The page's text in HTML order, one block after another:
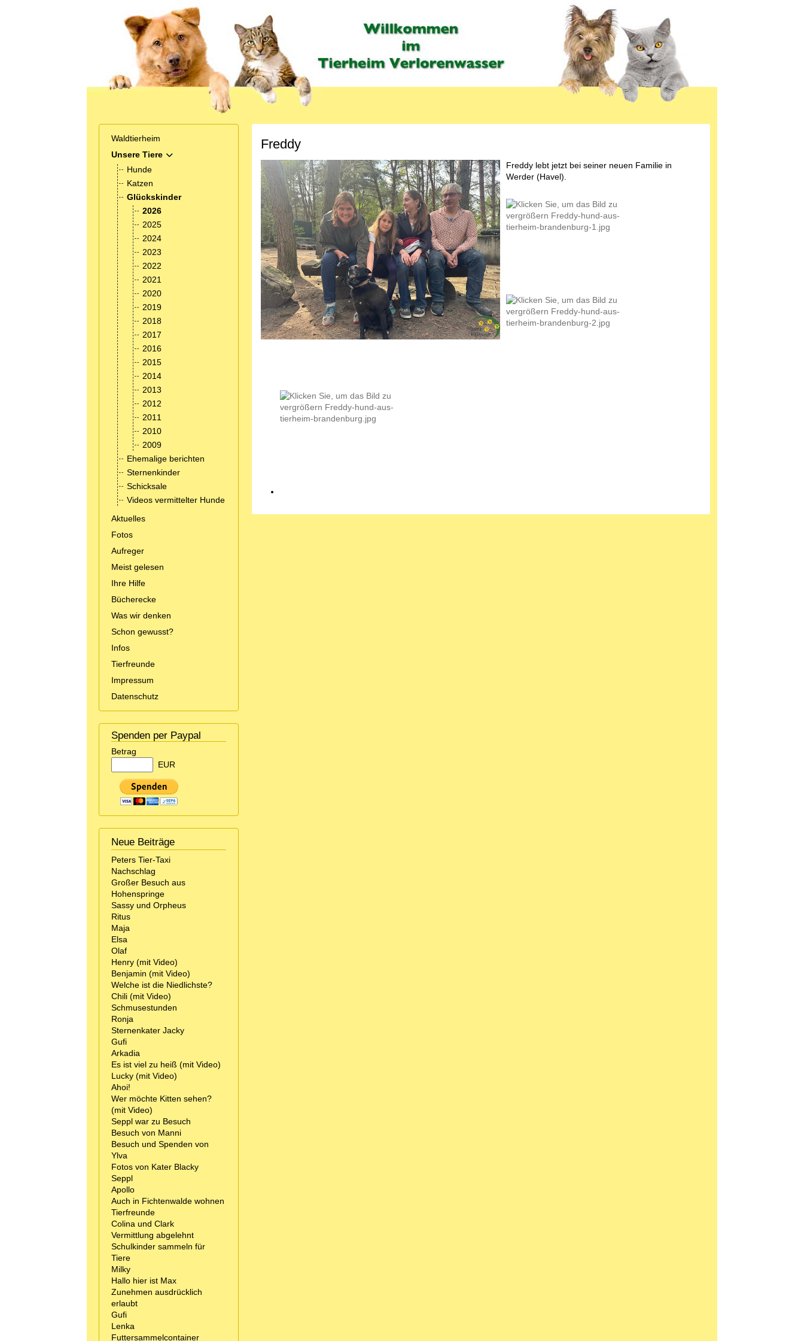
Waldtierheim
Unsere Tiere
MOD_MENU_TOGGLE_SUBMENU_LABEL
Hunde
Katzen
Glückskinder
2026
2025
2024
2023
2022
2021
2020
2019
2018
2017
2016
2015
2014
2013
2012
2011
2010
2009
Ehemalige berichten
Sternenkinder
Schicksale
Videos vermittelter Hunde
Aktuelles
Fotos
Aufreger
Meist gelesen
Ihre Hilfe
Bücherecke
Was wir denken
Schon gewusst?
Infos
Tierfreunde
Impressum
Datenschutz
Spenden per Paypal
Betrag
EUR
Neue Beiträge
Peters Tier-Taxi
Nachschlag
Großer Besuch aus
Hohenspringe
Sassy und Orpheus
Ritus
Maja
Elsa
Olaf
Henry (mit Video)
Benjamin (mit Video)
Welche ist die Niedlichste?
Chili (mit Video)
Schmusestunden
Ronja
Sternenkater Jacky
Gufi
Arkadia
Es ist viel zu heiß (mit Video)
Lucky (mit Video)
Ahoi!
Wer möchte Kitten sehen?
(mit Video)
Seppl war zu Besuch
Besuch von Manni
Besuch und Spenden von
Ylva
Fotos von Kater Blacky
Seppl
Apollo
Auch in Fichtenwalde wohnen
Tierfreunde
Colina und Clark
Vermittlung abgelehnt
Schulkinder sammeln für
Tiere
Milky
Hallo hier ist Max
Zunehmen ausdrücklich
erlaubt
Gufi
Lenka
Futtersammelcontainer
Freddy
Freddy lebt jetzt bei seiner neuen Familie in
Werder (Havel).